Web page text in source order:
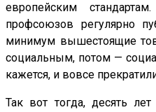
европейским
профсоюзов регулярно
минимум вышестоящие
социальным, потом —
кажется, и вовсе
Так вот тогда, десять